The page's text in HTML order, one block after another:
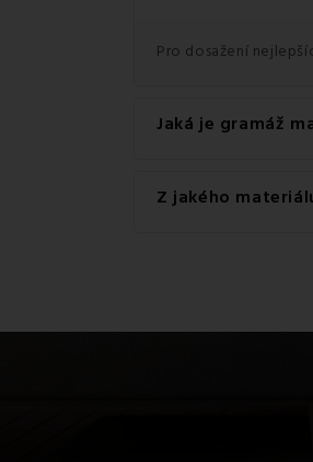
Pro dosažení
Jaká je gramáž
Gramáž materiálu
Z jakého